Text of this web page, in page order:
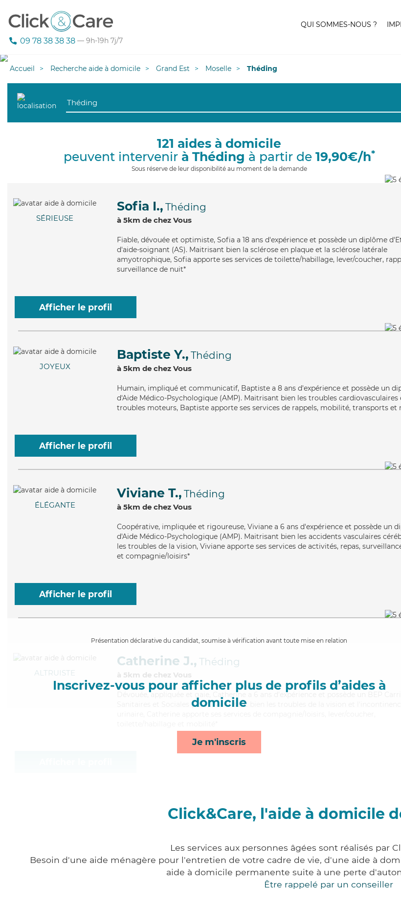
09 78 38 38 38 — 9h-19h 7j/7
QUI SOMMES-NOUS ?
Accueil Recherche aide à domicile Grand Est Moselle Théding
121 aides à domicile
peuvent intervenir à Théding à partir de 19,90€/h*
Sous réserve de leur disponibilité au moment de la demande
SÉRIEUSE
Sofia I., Théding
à 5km de chez Vous
Fiable, dévouée et optimiste, Sofia a 18 ans d'expérience et possède un diplôme
d'aide-soignant (AS). Maitrisant bien la sclérose en plaque et la sclérose latérale
amyotrophique, Sofia apporte ses services de toilette/habillage, lever/coucher,
surveillance de nuit*
Afficher le profil
JOYEUX
Baptiste Y., Théding
à 5km de chez Vous
Humain, impliqué et communicatif, Baptiste a 8 ans d'expérience et possède un
d'Aide Médico-Psychologique (AMP). Maitrisant bien les troubles cardiovasculaires
troubles moteurs, Baptiste apporte ses services de rappels, mobilité, transports et
Afficher le profil
ÉLÉGANTE
Viviane T., Théding
à 5km de chez Vous
Coopérative, impliquée et rigoureuse, Viviane a 6 ans d'expérience et possède un
d'Aide Médico-Psychologique (AMP). Maitrisant bien les accidents vasculaires
les troubles de la vision, Viviane apporte ses services de activités, repas,
et compagnie/loisirs*
Afficher le profil
Présentation déclarative du candidat, soumise à vérification avant toute mise en relation
Inscrivez-vous pour afficher plus de profils d’aides à
domicile
Je m'inscris
ALTRUISTE
Catherine J., Théding
à 5km de chez Vous
, appliquée et gaie, Catherine a 6 ans d'expérience et possède un BEP
Sanitaires et Sociales (CSS). Maitrisant bien les troubles de la vision et l'incontinence
Click&Care, l'aide à domicile
Les services aux personnes âgées sont réalisés par
Besoin d'une aide ménagère pour l'entretien de votre cadre de vie, d'une aide à
aide à domicile permanente suite à une perte
Être rappelé par un conseiller